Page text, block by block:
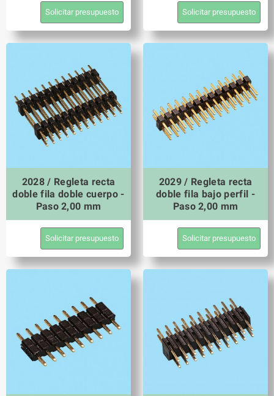
Solicitar presupuesto Solicitar presupuesto
2028 / Regleta recta
doble fila doble cuerpo -
Paso 2,00 mm
Solicitar presupuesto
2029 / Regleta recta
doble fila bajo perfil -
Paso 2,00 mm
Solicitar presupuesto